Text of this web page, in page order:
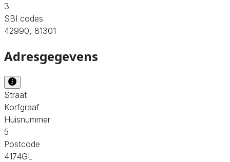
3
SBI codes
42990, 81301
Adresgegevens
Straat
Korfgraaf
Huisnummer
5
Postcode
4174GL